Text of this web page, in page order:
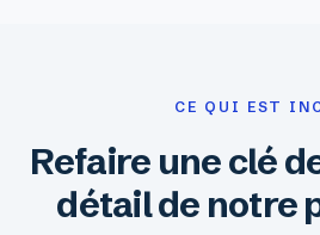
CE QUI EST
Refaire une clé
détail de notre